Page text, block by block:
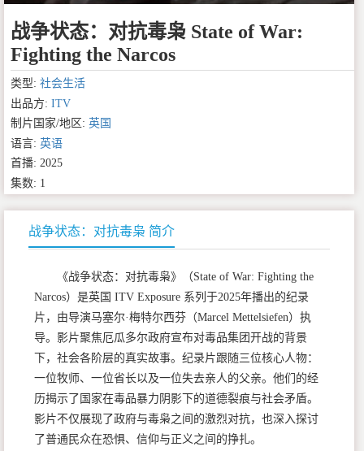
战争状态：对抗毒枭 State of War:
Fighting the Narcos
类型: 社会生活
出品方: ITV
制片国家/地区: 英国
语言: 英语
首播: 2025
集数: 1
战争状态：对抗毒枭 简介
《战争状态：对抗毒枭》（State of War: Fighting the
Narcos）是英国 ITV Exposure 系列于2025年播出的纪录
片，由导演马塞尔·梅特尔西芬（Marcel Mettelsiefen）执
导。影片聚焦厄瓜多尔政府宣布对毒品集团开战的背景
下，社会各阶层的真实故事。纪录片跟随三位核心人物：
一位牧师、一位省长以及一位失去亲人的父亲。他们的经
历揭示了国家在毒品暴力阴影下的道德裂痕与社会矛盾。
影片不仅展现了政府与毒枭之间的激烈对抗，也深入探讨
了普通民众在恐惧、信仰与正义之间的挣扎。